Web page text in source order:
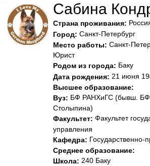
Сабина
Страна проживания:
Город: Санкт-Петербург
Место работы: Санкт-
Юрист
Родом из города: Баку
Дата рождения: 21 июня
Высшее образование:
Вуз: БФ РАНХиГС (бывш. БФ
Столыпина)
Факультет: Факультет
управления
Кафедра: Государственно-
Среднее образование:
Школа: 240 Баку